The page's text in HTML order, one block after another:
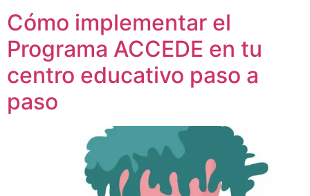
Cómo implementar el
Programa ACCEDE en tu
centro educativo paso a
paso